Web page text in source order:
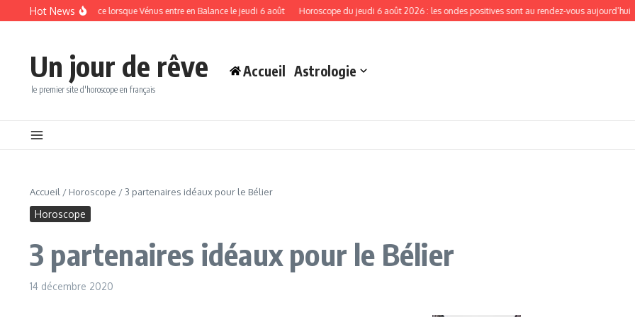
Aller au contenu
Hot News
et la chance lorsque Vénus entre en Balance le jeudi 6 août Horoscope du jeudi 6 août 2026 : les ondes positives sont au rendez-vous aujourd’hui La
Un jour de rêve
le premier site d'horoscope en français
Accueil Astrologie
Accueil / Horoscope / 3 partenaires idéaux pour le Bélier
Horoscope
3 partenaires idéaux pour le Bélier
14 décembre 2020